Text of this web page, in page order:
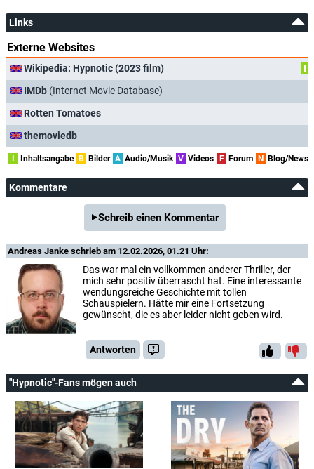
Links
Externe Websites
Wikipedia: Hypnotic (2023 film)
I
IMDb (Internet Movie Database)
Rotten Tomatoes
themoviedb
I Inhaltsangabe B Bilder A Audio/Musik V Videos F Forum N Blog/News
Kommentare
Schreib einen Kommentar
Andreas Janke schrieb am 12.02.2026, 01.21 Uhr:
Das war mal ein vollkommen anderer Thriller, der
mich sehr positiv überrascht hat. Eine interessante
wendungsreiche Geschichte mit tollen
Schauspielern. Hätte mir eine Fortsetzung
gewünscht, die es aber leider nicht geben wird.
Antworten
"Hypnotic"-Fans mögen auch